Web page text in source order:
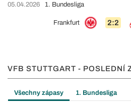
05.04.2026
Frankfurt 2:2
1. Bundesliga
VFB STUTTGART - POSLEDNÍ
Všechny zápasy 1. Bundesliga